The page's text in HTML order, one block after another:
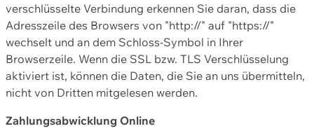
verschlüsselte Verbindung erkennen Sie daran, dass die
Adresszeile des Browsers von "http://" auf "https://"
wechselt und an dem Schloss-Symbol in Ihrer
Browserzeile. Wenn die SSL bzw. TLS Verschlüsselung
aktiviert ist, können die Daten, die Sie an uns übermitteln,
nicht von Dritten mitgelesen werden.
Zahlungsabwicklung Online